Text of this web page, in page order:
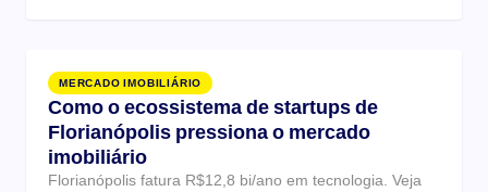
MERCADO IMOBILIÁRIO
Como o ecossistema de startups de
Florianópolis pressiona o mercado
imobiliário
Florianópolis fatura R$12,8 bi/ano em tecnologia. Veja